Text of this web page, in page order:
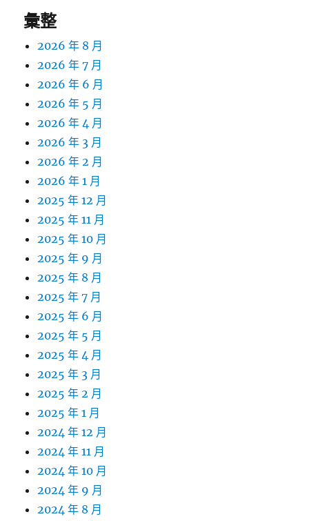
彙整
2026 年 8 月
2026 年 7 月
2026 年 6 月
2026 年 5 月
2026 年 4 月
2026 年 3 月
2026 年 2 月
2026 年 1 月
2025 年 12 月
2025 年 11 月
2025 年 10 月
2025 年 9 月
2025 年 8 月
2025 年 7 月
2025 年 6 月
2025 年 5 月
2025 年 4 月
2025 年 3 月
2025 年 2 月
2025 年 1 月
2024 年 12 月
2024 年 11 月
2024 年 10 月
2024 年 9 月
2024 年 8 月